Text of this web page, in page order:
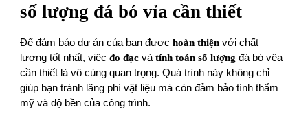
số lượng đá bó vỉa cần thiết
Để đảm bảo dự án của bạn đượchoàn thiện với chất
lượng tốt nhất, việcđo đạc vàtính toán số lượng đá bó vệa
cần thiết là vô cùng quan trọng. Quá trình này không chỉ
giúp bạn tránh lãng phí vật liệu mà còn đảm bảo tính thẩm
mỹ và độ bền của công trình.